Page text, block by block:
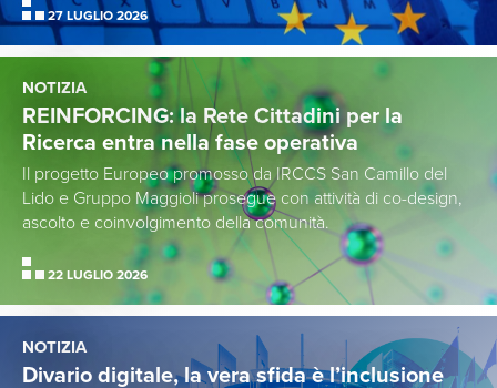
27 LUGLIO 2026
NOTIZIA
REINFORCING: la Rete Cittadini per la
Ricerca entra nella fase operativa
Il progetto Europeo promosso da IRCCS San Camillo del
Lido e Gruppo Maggioli prosegue con attività di co-design,
ascolto e coinvolgimento della comunità.
22 LUGLIO 2026
NOTIZIA
Divario digitale, la vera sfida è l’inclusione